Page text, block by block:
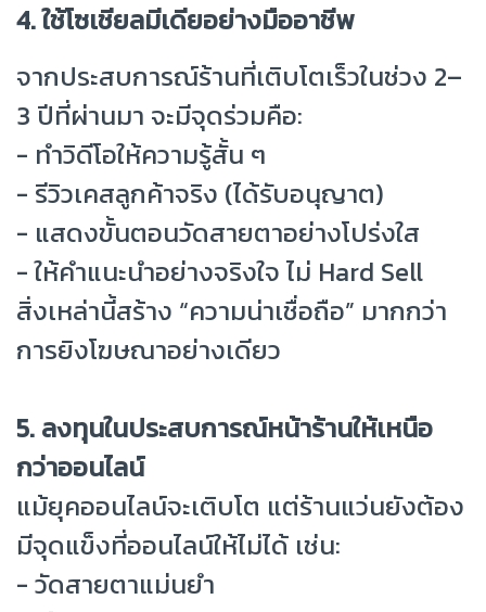
4. ใช้โซเชียลมีเดียอย่างมืออาชีพ
จากประสบการณ์ร้านที่เติบโตเร็วในช่วง 2–
3 ปีที่ผ่านมา จะมีจุดร่วมคือ:
- ทำวิดีโอให้ความรู้สั้น ๆ
- รีวิวเคสลูกค้าจริง (ได้รับอนุญาต)
- แสดงขั้นตอนวัดสายตาอย่างโปร่งใส
- ให้คำแนะนำอย่างจริงใจ ไม่ Hard Sell
สิ่งเหล่านี้สร้าง “ความน่าเชื่อถือ” มากกว่า
การยิงโฆษณาอย่างเดียว
5. ลงทุนในประสบการณ์หน้าร้านให้เหนือ
กว่าออนไลน์
แม้ยุคออนไลน์จะเติบโต แต่ร้านแว่นยังต้อง
มีจุดแข็งที่ออนไลน์ให้ไม่ได้ เช่น:
- วัดสายตาแม่นยำ